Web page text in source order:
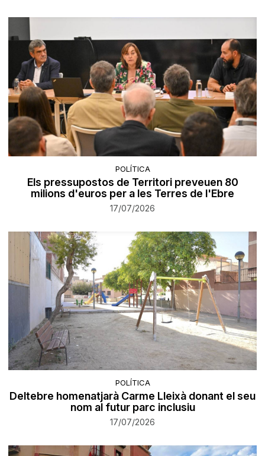
POLÍTICA
Els pressupostos de Territori preveuen 80
milions d'euros per a les Terres de l'Ebre
17/07/2026
POLÍTICA
Deltebre homenatjarà Carme Lleixà donant el seu
nom al futur parc inclusiu
17/07/2026